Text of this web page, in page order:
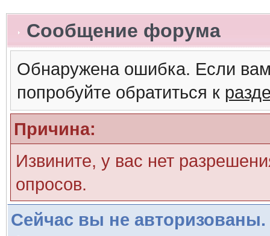
Сообщение форума
Обнаружена ошибка. Если
попробуйте обратиться к
Причина:
Извините, у вас нет
опросов.
Сейчас вы не авторизованы.